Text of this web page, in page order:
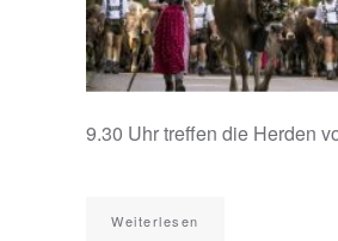
9.30 Uhr treffen die Herden
Weiterlesen